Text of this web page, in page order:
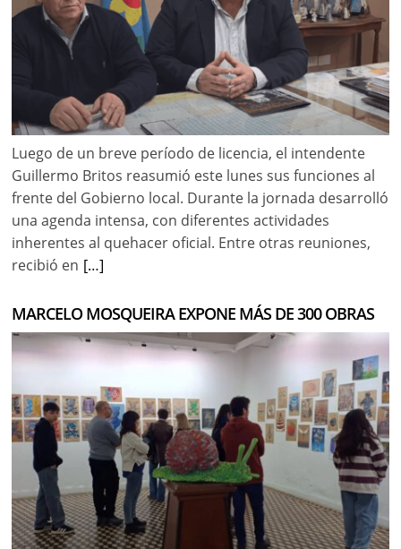
Luego de un breve período de licencia, el intendente
Guillermo Britos reasumió este lunes sus funciones al
frente del Gobierno local. Durante la jornada desarrolló
una agenda intensa, con diferentes actividades
inherentes al quehacer oficial. Entre otras reuniones,
recibió en […]
MARCELO MOSQUEIRA EXPONE MÁS DE 300 OBRAS